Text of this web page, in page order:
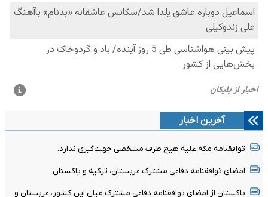
آخرین اخبار
توافقنامه مکه علیه هیچ طرف مشخصی جهت‌گیری ندارد.
امضای توافقنامه دفاعی مشترک عربستان، ترکیه و پاکستان
پاکستان از امضای توافقنامه دفاعی مشترک میان این کشور، عربستان و